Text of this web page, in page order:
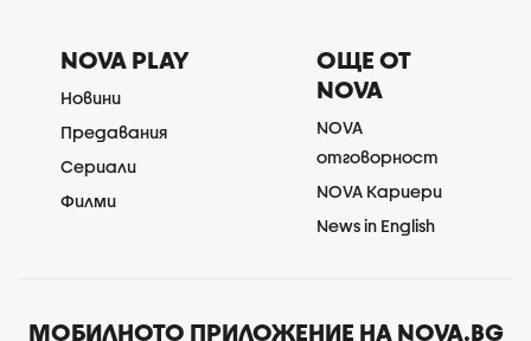
NOVA PLAY
Новини
Предавания
Сериали
Филми
ОЩЕ ОТ
NOVA
NOVA
отговорност
NOVA Кариери
News in English
МОБИЛНОТО ПРИЛОЖЕНИЕ НА NOVA.BG